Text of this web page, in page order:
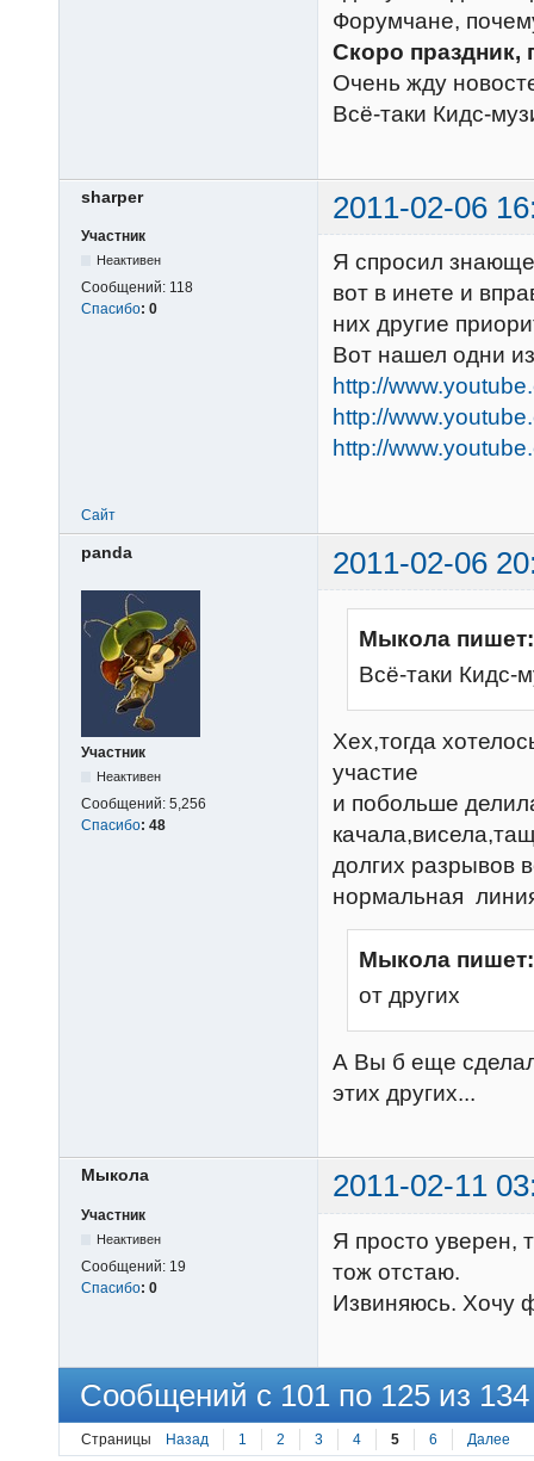
Форумчане,
Скоро праздник,
Очень жду
Всё-таки Кидс-
sharper 2011-02-06
Участник
Неактивен
Сообщений: 118
Спасибо: 0
Я спросил
вот в инете и
них другие
Вот нашел одни
http://
http://
http://
Сайт
panda 2011-02-06
Участник
Неактивен
Сообщений: 5,256
Спасибо: 48
Мыкола пишет:
Всё-таки Кидс-
Хех,тогда
участие
и побольше
долгих разрывов
нормальная
Мыкола пишет:
от других
А Вы б еще
этих других...
Мыкола 2011-02-11
Участник
Неактивен
Сообщений: 19
Спасибо: 0
Я просто уверен,
тож отстаю.
Извиняюсь. Хочу
Сообщений с 101 по 125 из 134
Страницы Назад 1 2 3 4 5 6 Далее